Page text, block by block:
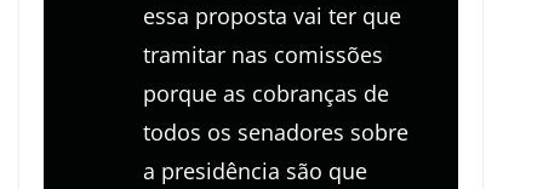
essa proposta vai ter que
tramitar nas comissões
porque as cobranças de
todos os senadores sobre
a presidência são que